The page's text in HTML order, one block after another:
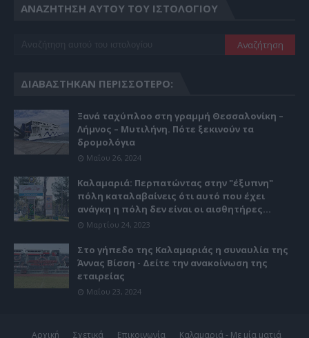
ΑΝΑΖΉΤΗΣΗ ΑΥΤΟΎ ΤΟΥ ΙΣΤΟΛΟΓΊΟΥ
ΔΙΑΒΆΣΤΗΚΑΝ ΠΕΡΙΣΣΌΤΕΡΟ:
Ξανά ταχύπλοο στη γραμμή Θεσσαλονίκη –
Λήμνος – Μυτιλήνη. Πότε ξεκινούν τα
δρομολόγια
Μαΐου 26, 2024
Καλαμαριά: Περπατώντας στην "έξυπνη"
πόλη καταλαβαίνεις ότι αυτό που έχει
ανάγκη η πόλη δεν είναι οι αισθητήρες...
Μαρτίου 24, 2023
Στο γήπεδο της Καλαμαριάς η συναυλία της
Άννας Βίσση - Δείτε την ανακοίνωση της
εταιρείας
Μαΐου 23, 2024
Αρχική Σχετικά Επικοινωνία Καλαμαριά - Με μία ματιά